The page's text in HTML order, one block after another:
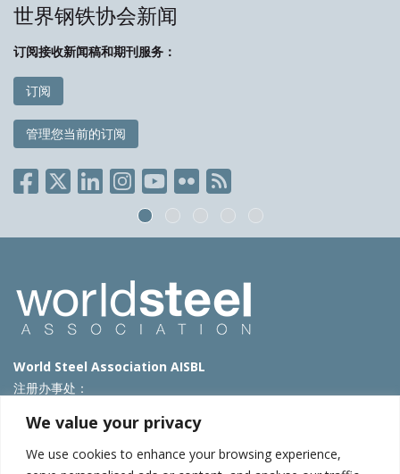
We value your privacy
We use cookies to enhance your browsing experience,
世界钢铁协会新闻
订阅接收新闻稿和期刊服务：
订阅
管理您当前的订阅
World Steel Association AISBL
注册办事处：
T: +32 2 702 89 00 – E:steel@worldsteel.org